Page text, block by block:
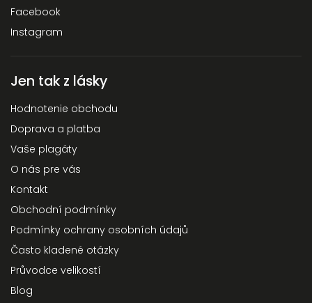
Facebook
Instagram
Jen tak z lásky
Hodnotenie obchodu
Doprava a platba
Vaše plagáty
O nás pre vás
Kontakt
Obchodní podmínky
Podmínky ochrany osobních údajů
Často kladené otázky
Průvodce velikostí
Blog